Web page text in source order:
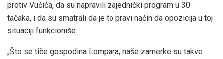
protiv Vučića, da su napravili zajednički program u 30
tačaka, i da su smatrali da je to pravi način da opozicija u toj
situaciji funkcioniše.
„Što se tiče gospodina Lompara, naše zamerke su takve